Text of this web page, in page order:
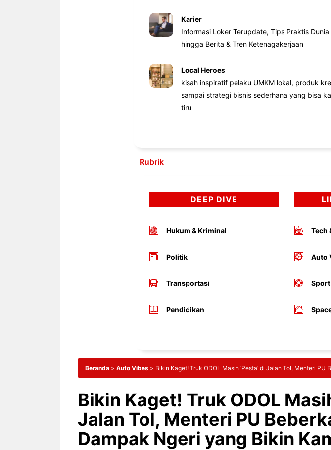
Karier
Informasi Loker Terupdate, Tips Praktis Dunia
hingga Berita & Tren Ketenagakerjaan
Local Heroes
kisah inspiratif pelaku UMKM lokal, produk
sampai strategi bisnis sederhana yang bisa
tiru
Rubrik
DEEP DIVE
Hukum & Kriminal
Politik
Transportasi
Pendidikan
Tech
Auto
Sport
Beranda > Auto Vibes > Bikin Kaget! Truk ODOL Masih ‘Pesta’ di Jalan Tol, Menteri
Bikin Kaget! Truk ODOL
Jalan Tol, Menteri PU
Dampak Ngeri yang Bikin